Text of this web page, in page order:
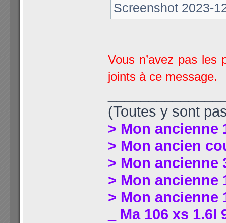
Screenshot 2023-
Vous n’avez pas les
joints à ce message.
(Toutes y sont
> Mon ancienne
> Mon ancien
> Mon ancienne
> Mon ancienne
> Mon ancienne
_ Ma 106 xs 1.6l